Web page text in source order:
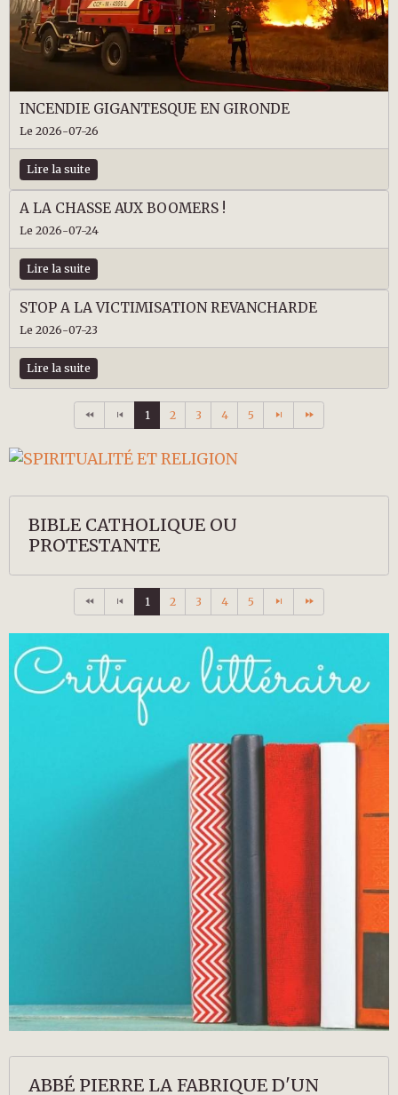
INCENDIE GIGANTESQUE EN GIRONDE
Le 2026-07-26
Lire la suite
A LA CHASSE AUX BOOMERS !
Le 2026-07-24
Lire la suite
STOP A LA VICTIMISATION REVANCHARDE
Le 2026-07-23
Lire la suite
1 2 3 4 5
BIBLE CATHOLIQUE OU
PROTESTANTE
1 2 3 4 5
ABBÉ PIERRE LA FABRIQUE D'UN